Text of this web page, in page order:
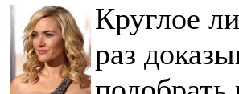
Круглое
раз